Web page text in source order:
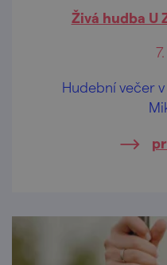
Živá hudba U
Hudební večer